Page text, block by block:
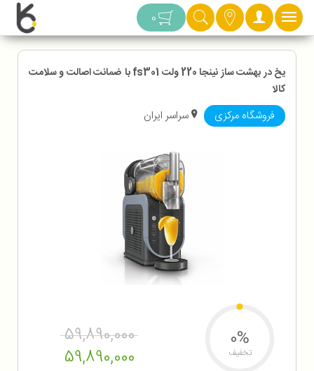
دسته بندی 0
یخ در بهشت ساز نینجا 220 ولت fs301 با ضمانت اصالت و سلامت
کالا
فروشگاه مرکزی سراسر ایران
59,890,000
59,890,000
0%
تخفیف